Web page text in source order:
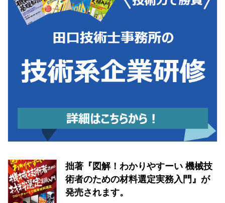
拙著『図解！わかりやすーい 機械技
術者のための材料選定実務入門』が
発売されます。